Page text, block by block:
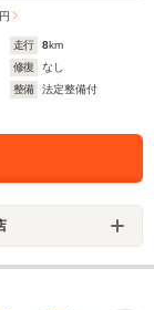
円
走行 8km
修復
なし
整備
法定整備付